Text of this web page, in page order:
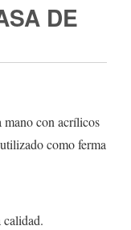
DE
mano con acrílicos
como ferma
calidad.